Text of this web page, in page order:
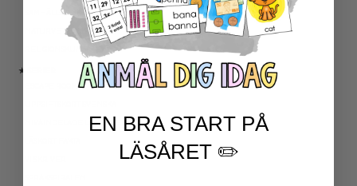
SAMHÄLLSKUNSKAP
NATURVETENSKAP
RELIGIONSKUNSKAP
★ SERIER
ESCAPE ROOMS
NIVÅINDELADE LÄSTEXTEREN BRA START PÅ
LÄSÅRET ✏️